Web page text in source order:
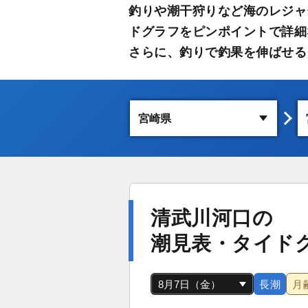
釣りや潮干狩りなど海のレジ
ドグラフをピンポイントで詳
さらに、釣りで釣果を伸ばせ
清武川河口の
潮見表・タイド
長潮 月